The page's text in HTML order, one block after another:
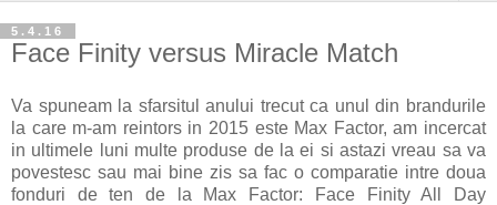
5.4.16
Face Finity versus Miracle Match
Va spuneam la sfarsitul anului trecut ca unul din brandurile
la care m-am reintors in 2015 este Max Factor, am incercat
in ultimele luni multe produse de la ei si astazi vreau sa va
povestesc sau mai bine zis sa fac o comparatie intre doua
fonduri de ten de la Max Factor: Face Finity All Day